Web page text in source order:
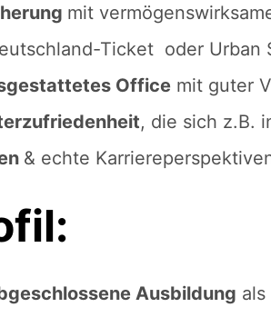
mit
Ticket oder Urban
Office mit guter
, die sich z.B.
& echte
Ausbildung